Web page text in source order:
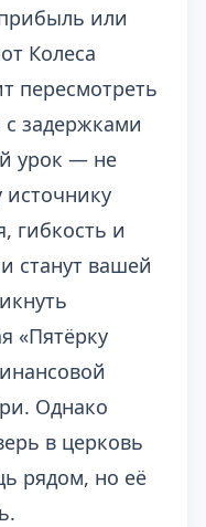
или
Колеса
пересмотреть
задержками
урок — не
источнику
гибкость и
станут вашей
«Пятёрку
Однако
в церковь
рядом, но её